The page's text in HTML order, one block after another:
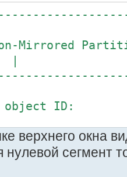
Compaq Disk
D0:0] Compaq
|
верхнего окна
нулевой сегмент